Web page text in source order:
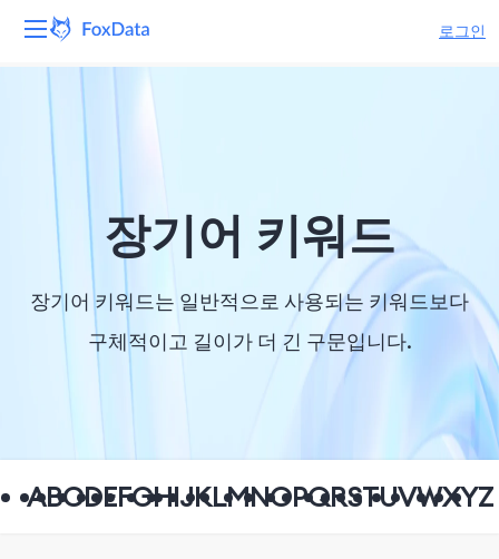
로그인
제품
솔루션 장기어 키워드
장기어 키워드는 일반적으로 사용되는 키워드보다
구체적이고 길이가 더 긴 구문입니다.
ABCDEFGHIJKLMNOPQRSTUVWXYZ